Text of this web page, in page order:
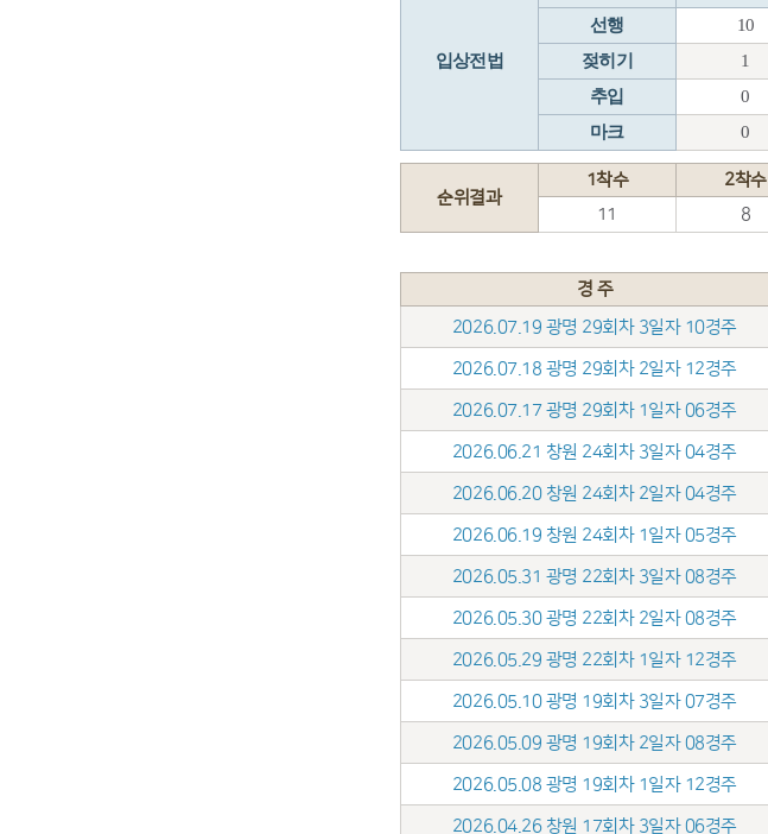
입상전법
선행
10
젖히기
1
추입
0
마크
0
순위결과
1착수 2착수
11
8
경 주
2026.07.19 광명 29회차 3일자 10경주
2026.07.18 광명 29회차 2일자 12경주
2026.07.17 광명 29회차 1일자 06경주
2026.06.21 창원 24회차 3일자 04경주
2026.06.20 창원 24회차 2일자 04경주
2026.06.19 창원 24회차 1일자 05경주
2026.05.31 광명 22회차 3일자 08경주
2026.05.30 광명 22회차 2일자 08경주
2026.05.29 광명 22회차 1일자 12경주
2026.05.10 광명 19회차 3일자 07경주
2026.05.09 광명 19회차 2일자 08경주
2026.05.08 광명 19회차 1일자 12경주
2026.04.26 창원 17회차 3일자 06경주